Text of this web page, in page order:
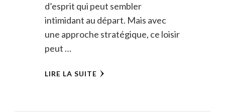
d’esprit qui peut sembler
intimidant au départ. Mais avec
une approche stratégique, ce loisir
peut …
LIRE LA SUITE